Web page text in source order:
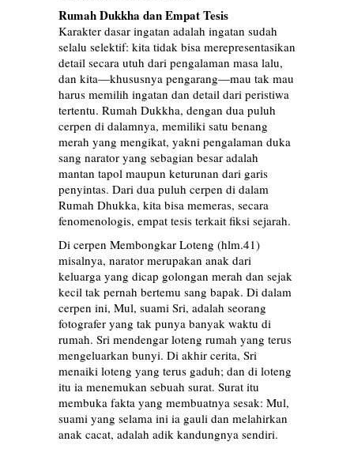
Rumah Dukkha dan Empat Tesis
Karakter dasar ingatan adalah ingatan sudah
selalu selektif: kita tidak bisa merepresentasikan
detail secara utuh dari pengalaman masa lalu,
dan kita—khususnya pengarang—mau tak mau
harus memilih ingatan dan detail dari peristiwa
tertentu. Rumah Dukkha, dengan dua puluh
cerpen di dalamnya, memiliki satu benang
merah yang mengikat, yakni pengalaman duka
sang narator yang sebagian besar adalah
mantan tapol maupun keturunan dari garis
penyintas. Dari dua puluh cerpen di dalam
Rumah Dhukka, kita bisa memeras, secara
fenomenologis, empat tesis terkait fiksi sejarah.
Di cerpen Membongkar Loteng (hlm.41)
misalnya, narator merupakan anak dari
keluarga yang dicap golongan merah dan sejak
kecil tak pernah bertemu sang bapak. Di dalam
cerpen ini, Mul, suami Sri, adalah seorang
fotografer yang tak punya banyak waktu di
rumah. Sri mendengar loteng rumah yang terus
mengeluarkan bunyi. Di akhir cerita, Sri
menaiki loteng yang terus gaduh; dan di loteng
itu ia menemukan sebuah surat. Surat itu
membuka fakta yang membuatnya sesak: Mul,
suami yang selama ini ia gauli dan melahirkan
anak cacat, adalah adik kandungnya sendiri.